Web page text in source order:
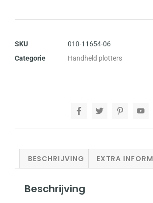
SKU
010-11654-06
Categorie
Handheld plotters
BESCHRIJVING EXTRA
Beschrijving